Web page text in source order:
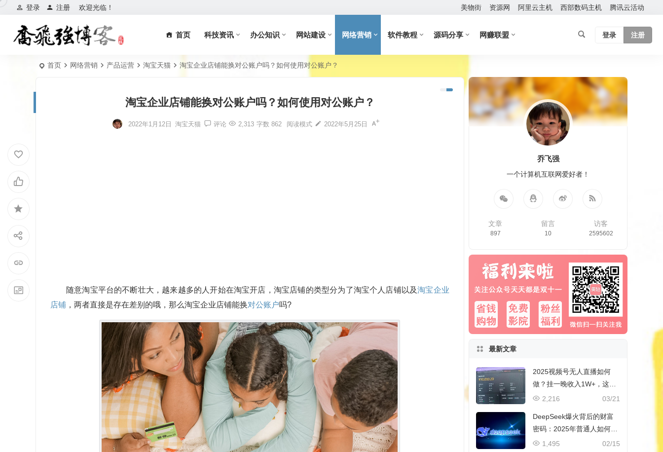
欢迎光临！
登录 注册 美物街 资源网 阿里云主机 西部数码主机 腾讯云活动
首页 科技资讯 办公知识 网站建设 网络营销 软件教程 源码分享 网赚联盟 登录 注册
首页 网络营销 产品运营 淘宝天猫 淘宝企业店铺能换对公账户吗？如何使用对公账户？
淘宝企业店铺能换对公账户吗？如何使用对公账户？
2022年1月12日 淘宝天猫 评论 2,313 字数 862 阅读模式 2022年5月25日
随意淘宝平台的不断壮大，越来越多的人开始在淘宝开店，淘宝店铺的类型分为了淘宝个人店铺以及淘宝企业
店铺 ，两者直接是存在差别的哦，那么淘宝企业店铺能换对公账户吗?
乔飞强
一个计算机互联网爱好者！
文章
897
留言
10
访客
2595602
最新文章
2025视频号无人直播如何
做？挂一晚收入1W+，这份
教程，小白可做~
03/21
2,216
DeepSeek爆火背后的财富
密码：2025年普通人如何抓
住AI创业风口？
02/15
1,495